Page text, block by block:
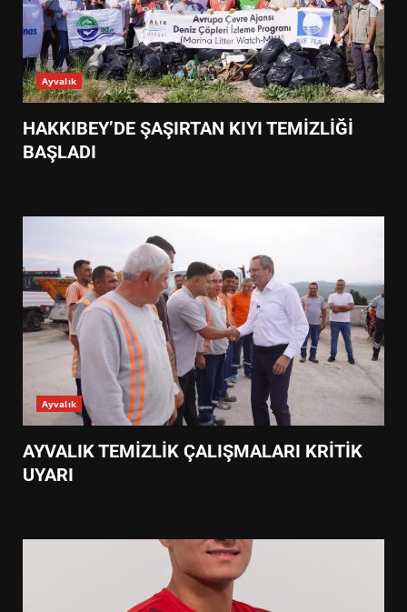
Ayvalık
HAKKIBEY’DE ŞAŞIRTAN KIYI TEMİZLİĞİ
BAŞLADI
Ayvalık
AYVALIK TEMİZLİK ÇALIŞMALARI KRİTİK
UYARI